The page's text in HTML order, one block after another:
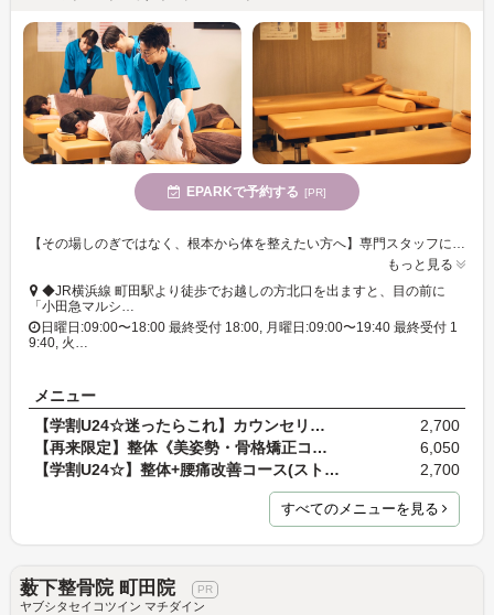
EPARKで予約する [PR]
【その場しのぎではなく、根本から体を整えたい方へ】専門スタッフによる“本質的なケア”で、不調が出にくい体づくりをサポートします。※一時的なリラクゼーションを目的とされる方はご遠慮ください。
もっと見る
◆JR横浜線 町田駅より徒歩でお越しの方北口を出ますと、目の前に
「小田急マルシ…
日曜日:09:00〜18:00 最終受付 18:00, 月曜日:09:00〜19:40 最終受付 1
9:40, 火…
メニュー
【学割U24☆迷ったらこれ】カウンセリング+施術（肩こ…
2,700
【再来限定】整体《美姿勢・骨格矯正コース》 20分 …
6,050
【学割U24☆】整体+腰痛改善コース(ストレッチなど) 6…
2,700
すべてのメニューを見る
薮下整骨院 町田院
ヤブシタセイコツイン マチダイン